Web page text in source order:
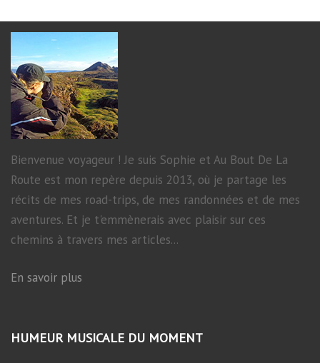
Bienvenue voyageur ! Je suis Sophie et Au Bout De La
Route est mon repère depuis 2013, où je partage les
récits de mes road-trips, de mes randonnées et de mes
aventures. Et je t'emmènerais avec plaisir sur ces
chemins à travers mes articles...
En savoir plus
HUMEUR MUSICALE DU MOMENT